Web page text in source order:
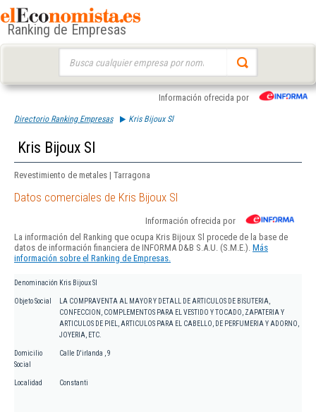
Ranking de Empresas
Información ofrecida por
Directorio Ranking Empresas Kris Bijoux Sl
Kris Bijoux Sl
Revestimiento de metales | Tarragona
Datos comerciales de Kris Bijoux Sl
Información ofrecida por
La información del Ranking que ocupa Kris Bijoux Sl procede de la base de
datos de información financiera de INFORMA D&B S.A.U. (S.M.E.). Más
información sobre el Ranking de Empresas.
Denominación Kris Bijoux Sl
Objeto Social
LA COMPRAVENTA AL MAYOR Y DETALL DE ARTICULOS DE BISUTERIA,
CONFECCION, COMPLEMENTOS PARA EL VESTIDO Y TOCADO, ZAPATERIA Y
ARTICULOS DE PIEL, ARTICULOS PARA EL CABELLO, DE PERFUMERIA Y ADORNO,
JOYERIA, ETC.
Domicilio
Social
Calle D'irlanda , 9
Localidad Constanti